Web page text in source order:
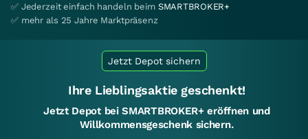
✅ Jederzeit einfach handeln beim SMARTBROKER+
✅ mehr als 25 Jahre Marktpräsenz
Jetzt Depot sichern
Ihre Lieblingsaktie geschenkt!
Jetzt Depot bei SMARTBROKER+ eröffnen und
Willkommensgeschenk sichern.